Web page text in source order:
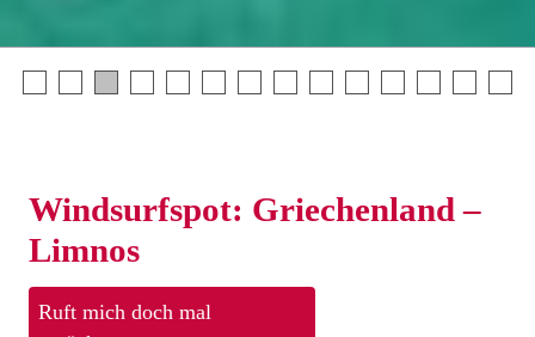
Windsurfspot: Griechenland –
Limnos
Ruft mich doch mal